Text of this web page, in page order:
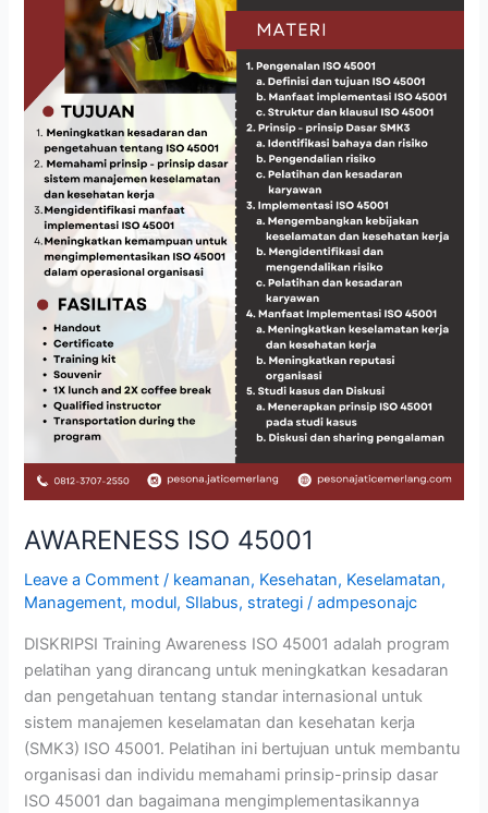
AWARENESS ISO 45001
Leave a Comment / keamanan, Kesehatan, Keselamatan,
Management, modul, SIlabus, strategi /admpesonajc
DISKRIPSI Training Awareness ISO 45001 adalah program
pelatihan yang dirancang untuk meningkatkan kesadaran
dan pengetahuan tentang standar internasional untuk
sistem manajemen keselamatan dan kesehatan kerja
(SMK3) ISO 45001. Pelatihan ini bertujuan untuk membantu
organisasi dan individu memahami prinsip-prinsip dasar
ISO 45001 dan bagaimana mengimplementasikannya